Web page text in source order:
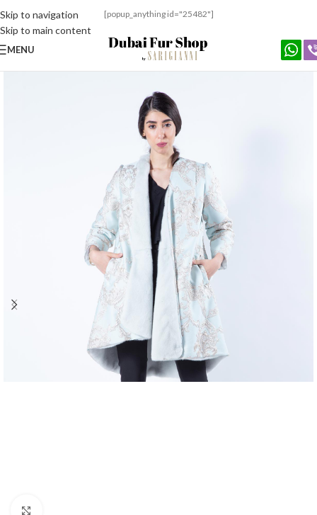
Skip to navigation
Skip to main content
[popup_anything id="25482"]
MENU